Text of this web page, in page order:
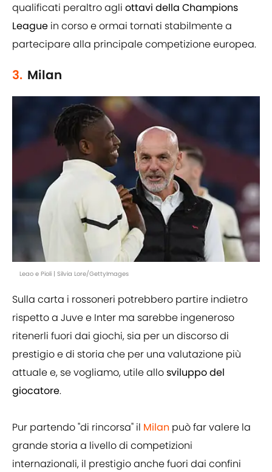
qualificati peraltro agli ottavi della Champions
League in corso e ormai tornati stabilmente a
partecipare alla principale competizione europea.
3. Milan
Leao e Pioli | Silvia Lore/GettyImages
Sulla carta i rossoneri potrebbero partire indietro
rispetto a Juve e Inter ma sarebbe ingeneroso
ritenerli fuori dai giochi, sia per un discorso di
prestigio e di storia che per una valutazione più
attuale e, se vogliamo, utile allosviluppo del
giocatore.
Pur partendo "di rincorsa" il Milan può far valere la
grande storia a livello di competizioni
internazionali, il prestigio anche fuori dai confini